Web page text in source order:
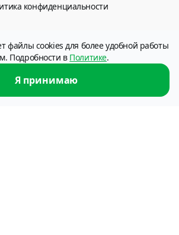
конфиденциальности
и расчеты» (АО), ИНН 6316049606
средств предоставляется НКО «Платежи и
Лицензия Банка России № 3324-Р от 12.01.2018
файлы cookies для более удобной работы
Подробности в Политике.
Я принимаю